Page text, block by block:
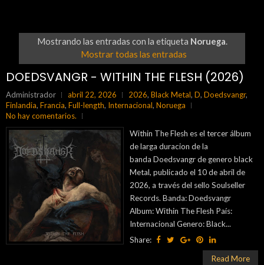
Mostrando las entradas con la etiqueta Noruega.
Mostrar todas las entradas
DOEDSVANGR - WITHIN THE FLESH (2026)
Administrador abril 22, 2026 2026, Black Metal, D, Doedsvangr,
Finlandia, Francia, Full-length, Internacional, Noruega
No hay comentarios.
Within The Flesh es el tercer álbum
de larga duracion de la
banda Doedsvangr de genero black
Metal, publicado el 10 de abril de
2026, a través del sello Soulseller
Records. Banda: Doedsvangr
Album: Within The Flesh País:
Internacional Genero: Black...
Share:
Read More